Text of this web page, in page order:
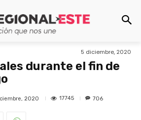
5 diciembre, 2020
durante el fin de
2020 17745 706